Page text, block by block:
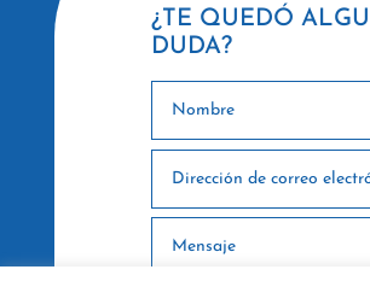
¿TE QUEDÓ
DUDA?